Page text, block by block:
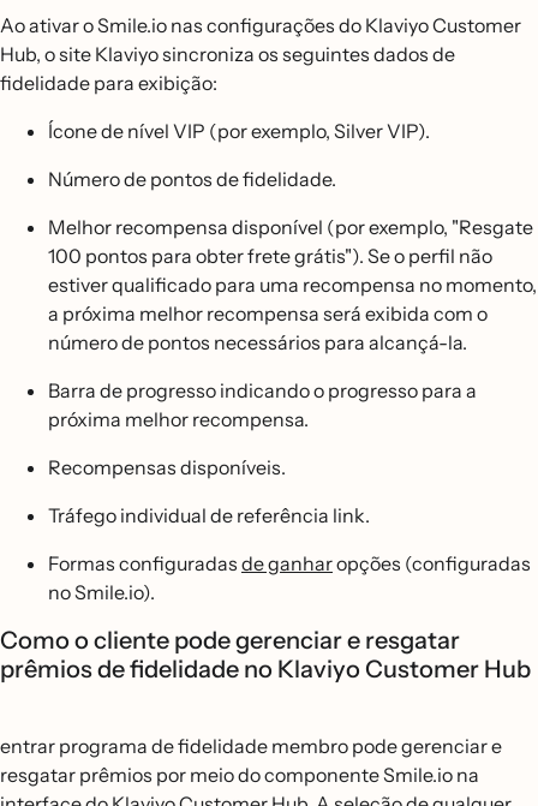
Ao ativar o Smile.io nas configurações do Klaviyo Customer
Hub, o site Klaviyo sincroniza os seguintes dados de
fidelidade para exibição:
Ícone de nível VIP (por exemplo, Silver VIP).
Número de pontos de fidelidade.
Melhor recompensa disponível (por exemplo, "Resgate
100 pontos para obter frete grátis"). Se o perfil não
estiver qualificado para uma recompensa no momento,
a próxima melhor recompensa será exibida com o
número de pontos necessários para alcançá-la.
Barra de progresso indicando o progresso para a
próxima melhor recompensa.
Recompensas disponíveis.
Tráfego individual de referência link.
Formas configuradas de ganharopções (configuradas
no Smile.io).
Como o cliente pode gerenciar e resgatar
prêmios de fidelidade no Klaviyo Customer Hub
entrar programa de fidelidade membro pode gerenciar e
resgatar prêmios por meio do componente Smile.io na